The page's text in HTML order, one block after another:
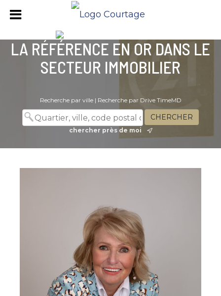
LA RÉFÉRENCE EN OR DANS LE
SECTEUR IMMOBILIER
Recherche par ville | Recherche par Drive TimeMD
chercher près de moi